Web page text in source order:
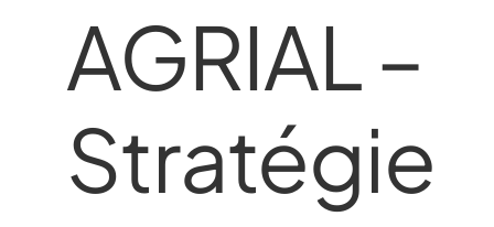
AGRIAL –
Stratégie